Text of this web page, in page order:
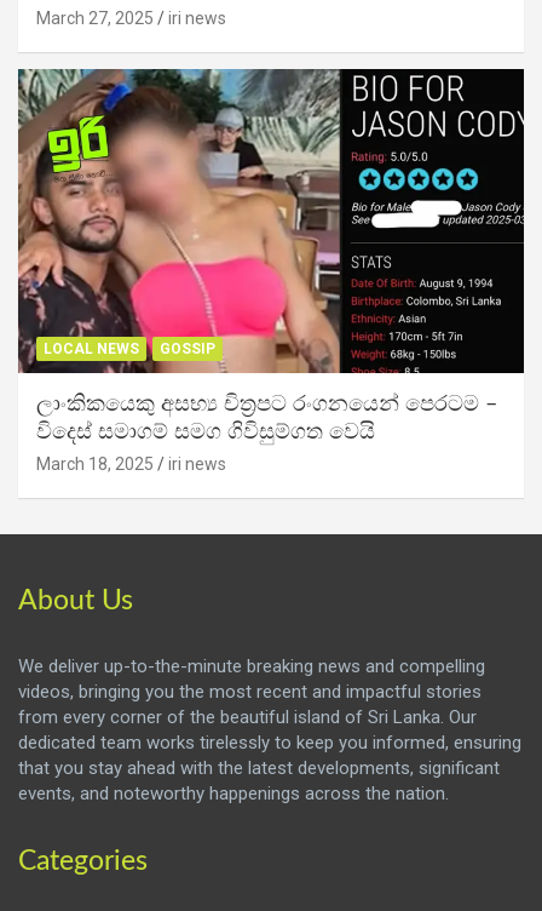
March 27, 2025 iri news
LOCAL NEWS GOSSIP
ලාංකිකයෙකු අසභ්‍ය චිත්‍රපට රංගනයෙන් පෙරටම –
විදෙස් සමාගම් සමග ගිවිසුම්ගත වෙයි
March 18, 2025 iri news
About Us
We deliver up-to-the-minute breaking news and compelling
videos, bringing you the most recent and impactful stories
from every corner of the beautiful island of Sri Lanka. Our
dedicated team works tirelessly to keep you informed, ensuring
that you stay ahead with the latest developments, significant
events, and noteworthy happenings across the nation.
Categories